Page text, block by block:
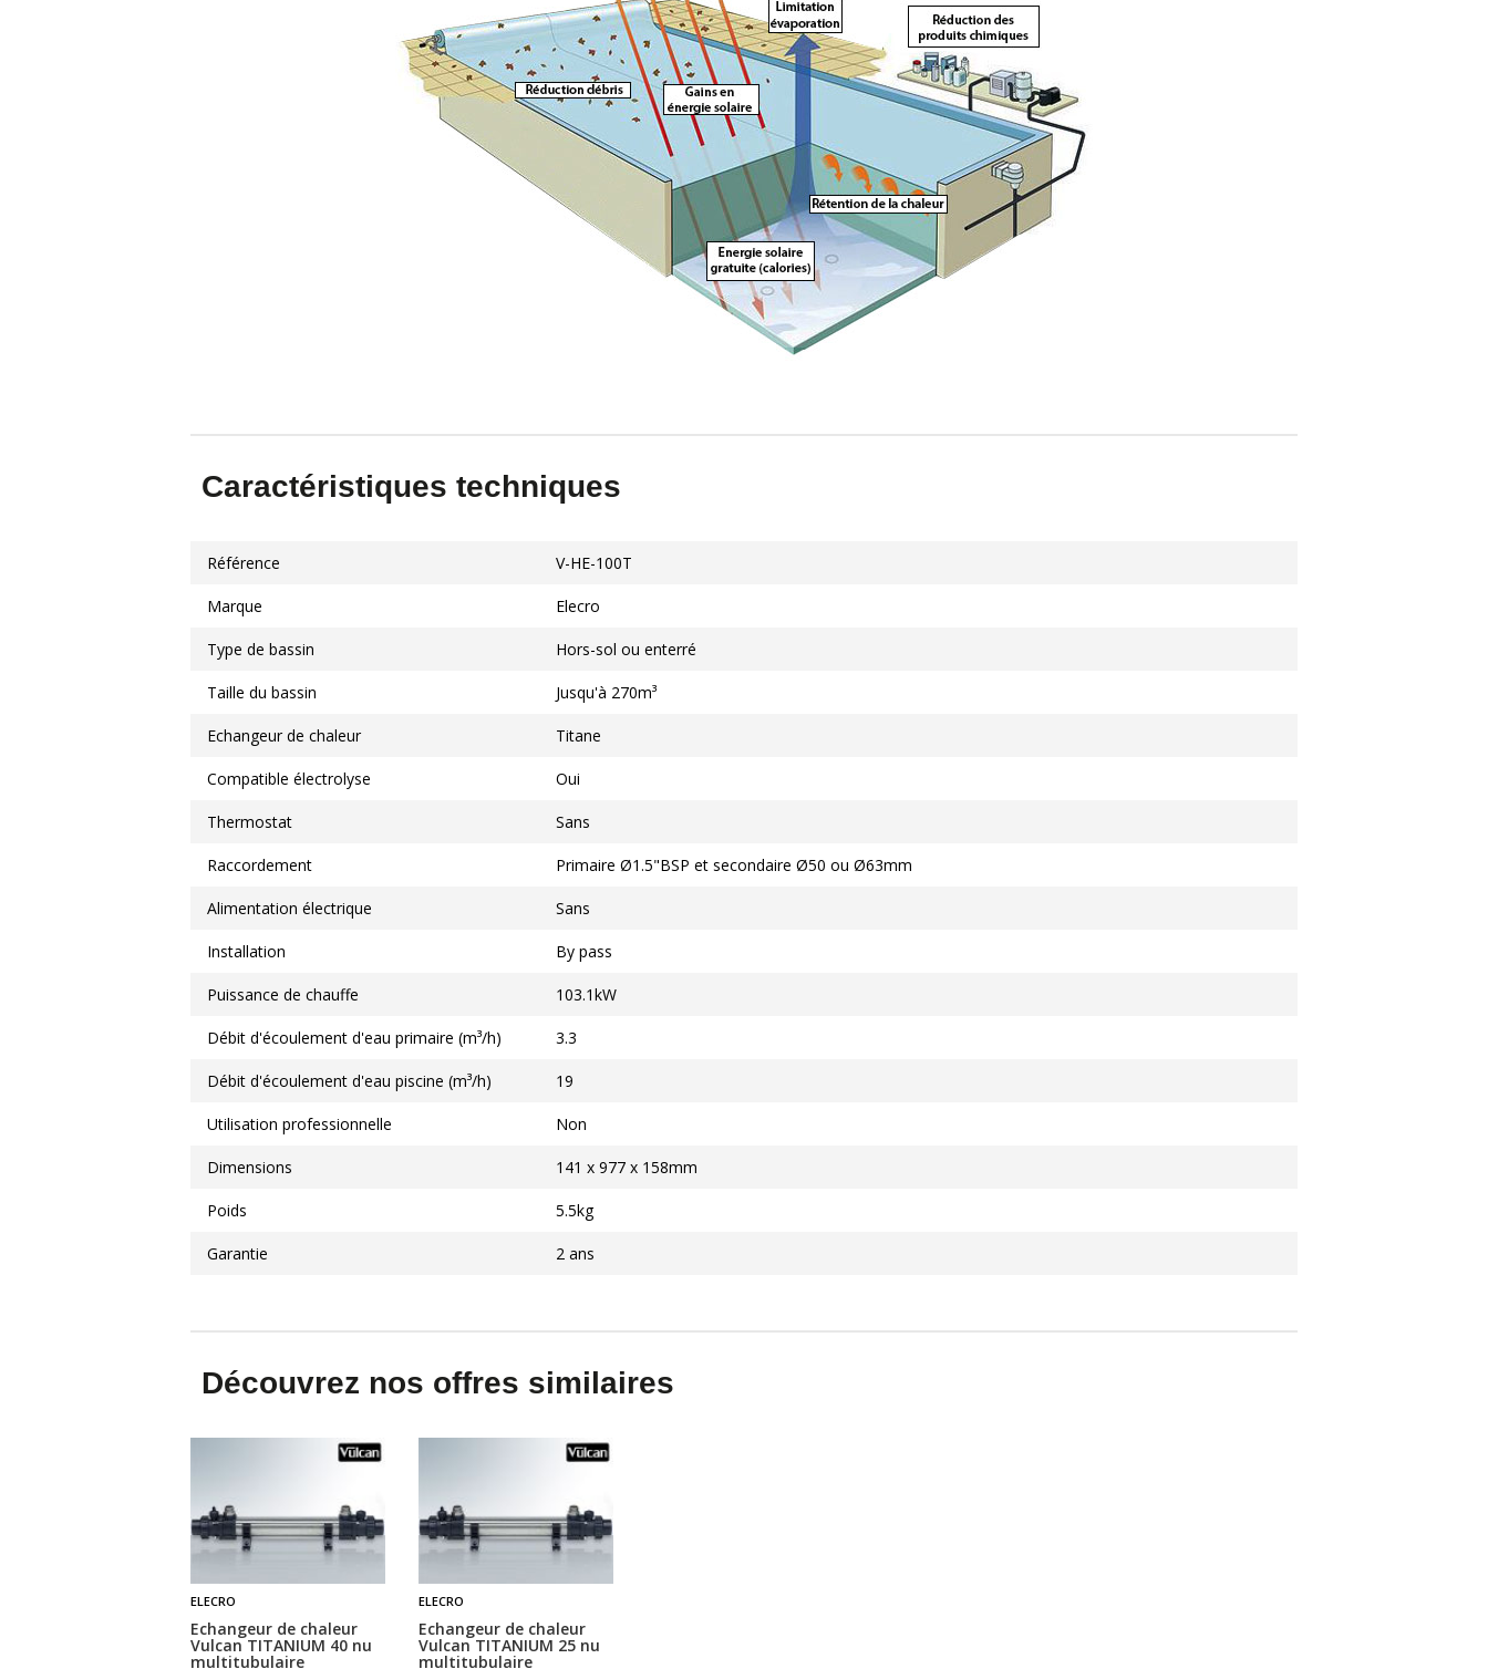
Caractéristiques techniques
Référence V-HE-100T
Marque Elecro
Type de bassin Hors-sol ou enterré
Taille du bassin Jusqu'à 270m³
Echangeur de chaleur Titane
Compatible électrolyse Oui
Thermostat Sans
Raccordement Primaire Ø1.5"BSP et secondaire Ø50 ou Ø63mm
Alimentation électrique Sans
Installation By pass
Puissance de chauffe 103.1kW
Débit d'écoulement d'eau primaire (m³/h) 3.3
Débit d'écoulement d'eau piscine (m³/h) 19
Utilisation professionnelle Non
Dimensions 141 x 977 x 158mm
Poids 5.5kg
Garantie 2 ans
Découvrez nos offres similaires
ELECRO
Echangeur de chaleur
Vulcan TITANIUM 40 nu
multitubulaire
ELECRO
Echangeur de chaleur
Vulcan TITANIUM 25 nu
multitubulaire